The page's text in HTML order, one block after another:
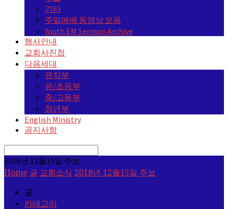
기타
주일예배 동영상 모음
Youth EM Sermon Archive
행사안내
교회사진첩
다음세대
유치부
유/초등부
중/고등부
청년부
English Ministry
공지사항
Search
2018년 12월15일 주보
Home 글 교회소식 2018년 12월15일 주보
글
카테고리